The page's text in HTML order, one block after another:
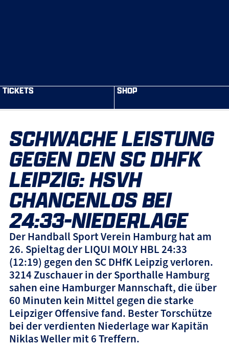
TICKETS SHOP
SCHWACHE LEISTUNG
GEGEN DEN SC DHFK
LEIPZIG: HSVH
CHANCENLOS BEI
24:33-NIEDERLAGE
Der Handball Sport Verein Hamburg hat am
26. Spieltag der LIQUI MOLY HBL 24:33
(12:19) gegen den SC DHfK Leipzig verloren.
3214 Zuschauer in der Sporthalle Hamburg
sahen eine Hamburger Mannschaft, die über
60 Minuten kein Mittel gegen die starke
Leipziger Offensive fand. Bester Torschütze
bei der verdienten Niederlage war Kapitän
Niklas Weller mit 6 Treffern.